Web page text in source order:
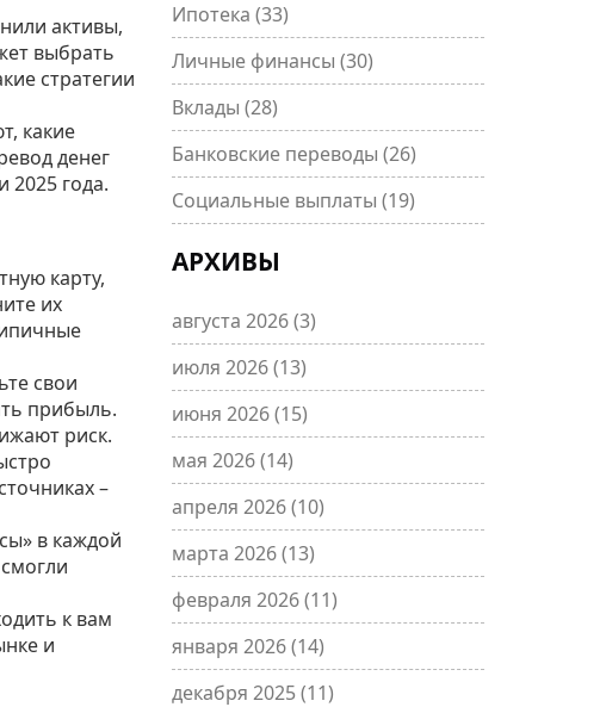
активы,
выбрать
стратегии
какие
денег
года.
карту,
их
свои
прибыль.
риск.
–
в каждой
к вам
и
Ипотека (33)
Личные финансы (30)
Вклады (28)
Банковские переводы (26)
Социальные выплаты (19)
АРХИВЫ
августа 2026(3)
июля 2026(13)
июня 2026(15)
мая 2026(14)
апреля 2026(10)
марта 2026(13)
февраля 2026(11)
января 2026(14)
декабря 2025(11)